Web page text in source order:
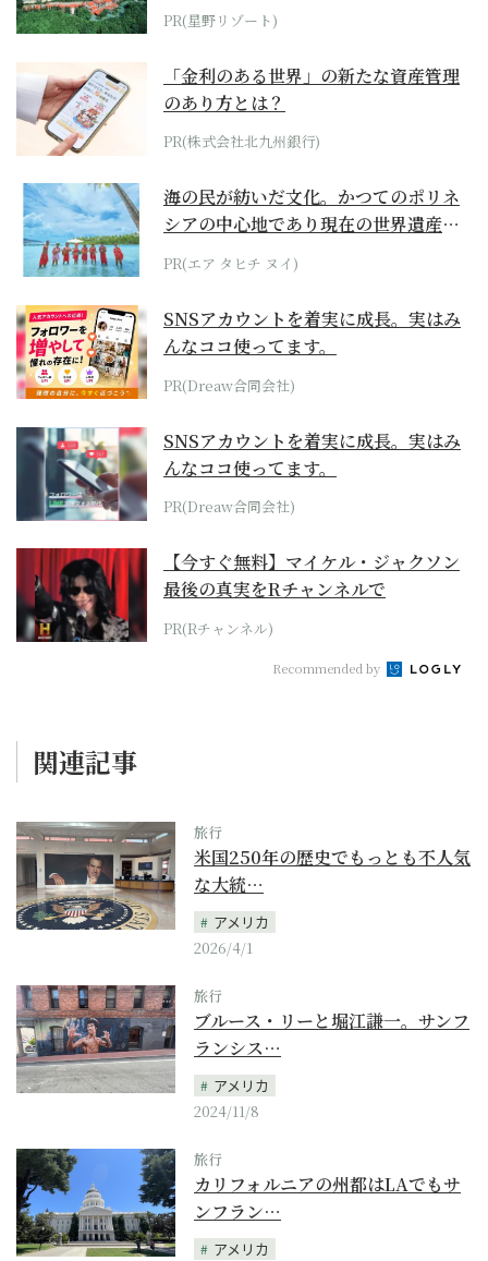
ホテル by...
PR(星野リゾート)
「金利のある世界」の新たな資産管理
のあり方とは？
PR(株式会社北九州銀行)
海の民が紡いだ文化。かつてのポリネ
シアの中心地であり現在の世界遺産か
らみえてくる...
PR(エア タヒチ ヌイ)
SNSアカウントを着実に成長。実はみ
んなココ使ってます。
PR(Dreaw合同会社)
SNSアカウントを着実に成長。実はみ
んなココ使ってます。
PR(Dreaw合同会社)
【今すぐ無料】マイケル・ジャクソン
最後の真実をRチャンネルで
PR(Rチャンネル)
Recommended by
関連記事
旅行
米国250年の歴史でもっとも不人気
な大統…
アメリカ
2026/4/1
旅行
ブルース・リーと堀江謙一。サンフ
ランシス…
アメリカ
2024/11/8
旅行
カリフォルニアの州都はLAでもサ
ンフラン…
アメリカ